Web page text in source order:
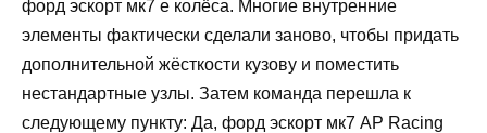
форд эскорт мк7 е колёса. Многие внутренние
элементы фактически сделали заново, чтобы придать
дополнительной жёсткости кузову и поместить
нестандартные узлы. Затем команда перешла к
следующему пункту: Да, форд эскорт мк7 AP Racing